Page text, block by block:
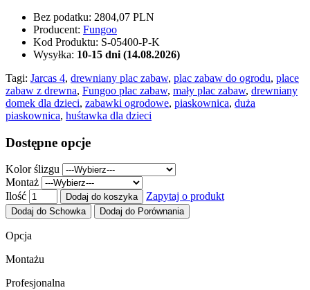
Bez podatku: 2804,07 PLN
Producent: Fungoo
Kod Produktu: S-05400-P-K
Wysyłka: 10-15 dni (14.08.2026)
Tagi: Jarcas 4, drewniany plac zabaw, plac zabaw do ogrodu, place
zabaw z drewna, Fungoo plac zabaw, mały plac zabaw, drewniany
domek dla dzieci, zabawki ogrodowe, piaskownica, duża
piaskownica, huśtawka dla dzieci
Dostępne opcje
Kolor ślizgu
Montaż
Ilość
Dodaj do koszyka Zapytaj o produkt
Dodaj do Schowka Dodaj do Porównania
Opcja
Montażu
Profesjonalna